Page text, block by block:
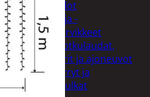
Valot
Rengas ja -
vannetarvikkeet
Sähköpotkulaudat,
skootterit ja ajoneuvot
Tukkikärryt ja
juontopulkat